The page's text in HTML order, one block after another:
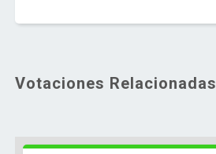
Votaciones Relacionadas